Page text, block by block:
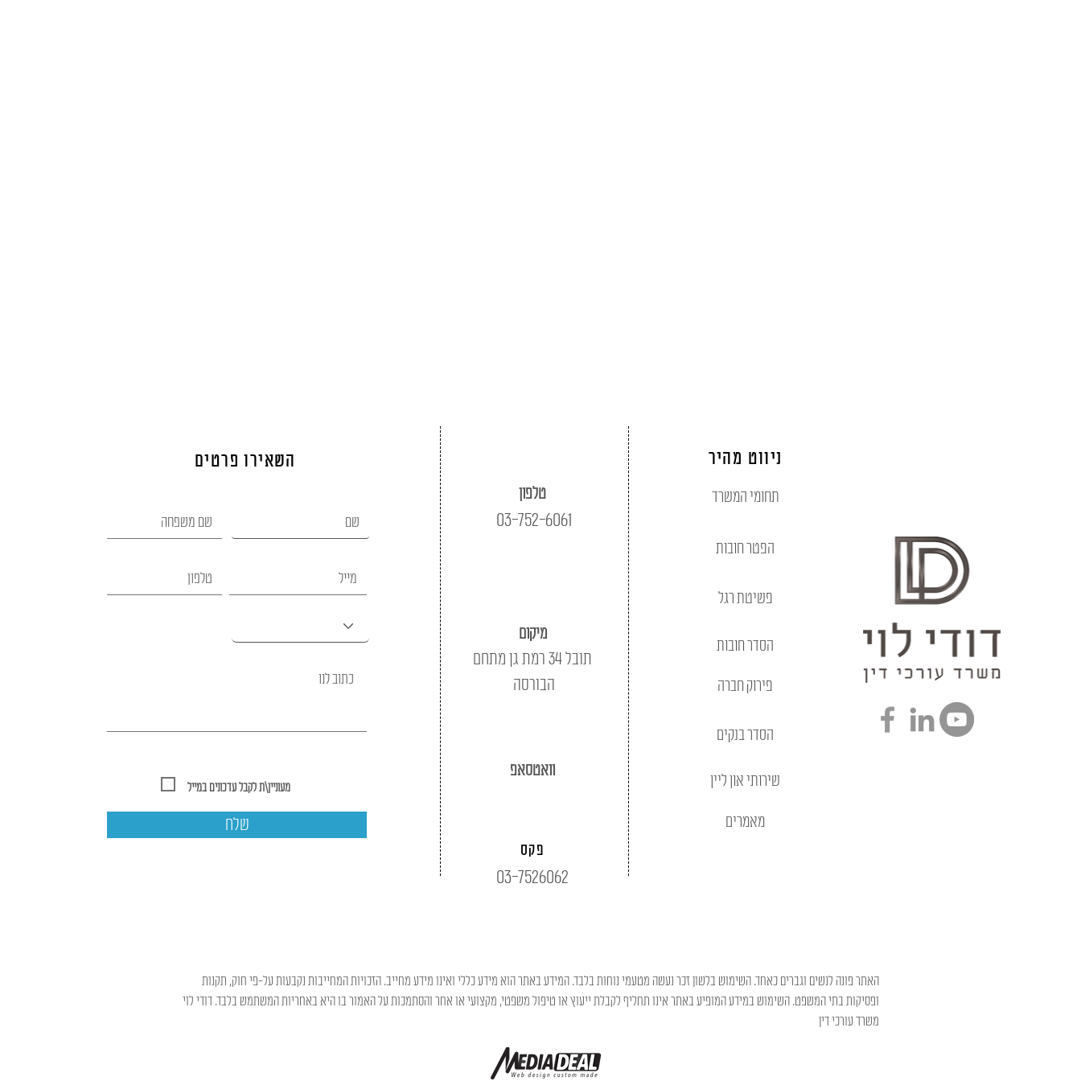
השאירו פרטים
שלח
טלפון
03-752-6061
מיקום
תובל 34 רמת גן מתחם
הבורסה
וואטסאפ
פקס
03-7526062
ניווט מהיר
תחומי המשרד
הפטר חובות
פשיטת רגל
הסדר חובות
פירוק חברה
הסדר בנקים
שירותי און ליין
מאמרים
האתר פונה לנשים וגברים כאחד. השימוש בלשון זכר נעשה מטעמי נוחות בלבד. המידע באתר הוא מידע כללי ואינו מידע מחייב. הזכויות המחייבות נקבעות על-פי חוק, תקנות
ופסיקות בתי המשפט. השימוש במידע המופיע באתר אינו תחליף לקבלת ייעוץ או טיפול משפטי, מקצועי או אחר והסתמכות על האמור בו היא באחריות המשתמש בלבד. דודי לוי
משרד עורכי דין